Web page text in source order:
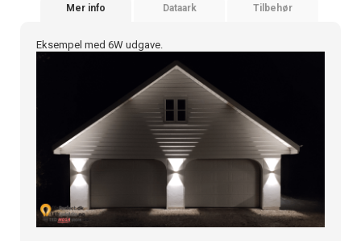
Mer info Dataark Tilbehør
Eksempel med 6W udgave.